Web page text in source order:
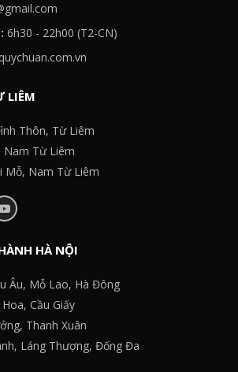
6h30 - 22h00 (T2-CN)
LIÊM
Thôn, Từ Liêm
Nam Từ Liêm
Mỗ, Nam Từ Liêm
HÀ NỘI
Âu, Mỗ Lao, Hà Đông
Hoa, Cầu Giấy
Thanh Xuân
Láng Thượng, Đống Đa